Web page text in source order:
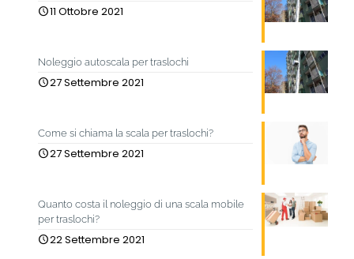
11 Ottobre 2021
Noleggio autoscala per traslochi
27 Settembre 2021
Come si chiama la scala per traslochi?
27 Settembre 2021
Quanto costa il noleggio di una scala mobile
per traslochi?
22 Settembre 2021